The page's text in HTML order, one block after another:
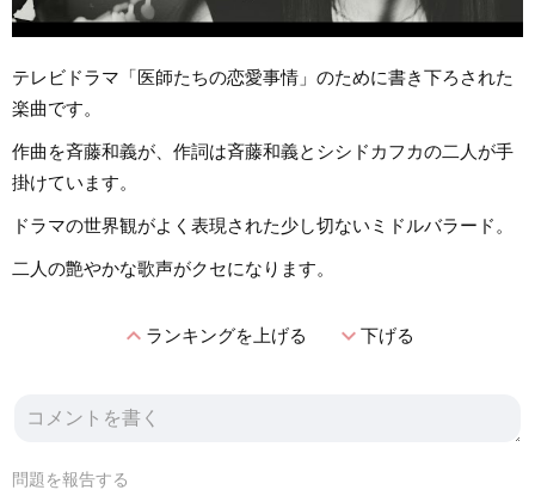
テレビドラマ「医師たちの恋愛事情」のために書き下ろされた
楽曲です。
作曲を斉藤和義が、作詞は斉藤和義とシシドカフカの二人が手
掛けています。
ドラマの世界観がよく表現された少し切ないミドルバラード。
二人の艶やかな歌声がクセになります。
expand_lessランキングを上げる expand_more下げる
問題を報告する